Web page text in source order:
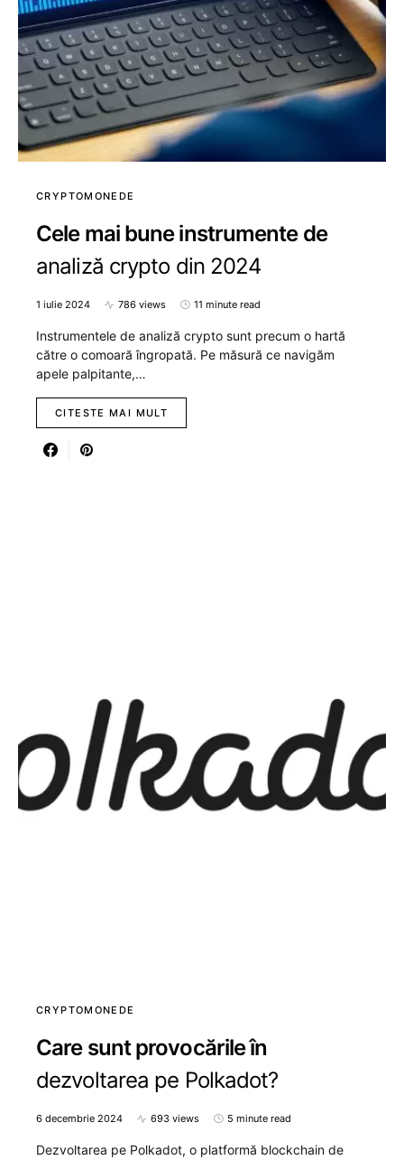
CRYPTOMONEDE
Cele mai bune instrumente de
analiză crypto din 2024
1 iulie 2024 786 views 11 minute read
Instrumentele de analiză crypto sunt precum o hartă
către o comoară îngropată. Pe măsură ce navigăm
apele palpitante,…
CITESTE MAI MULT
CRYPTOMONEDE
Care sunt provocările în
dezvoltarea pe Polkadot?
6 decembrie 2024 693 views 5 minute read
Dezvoltarea pe Polkadot, o platformă blockchain de